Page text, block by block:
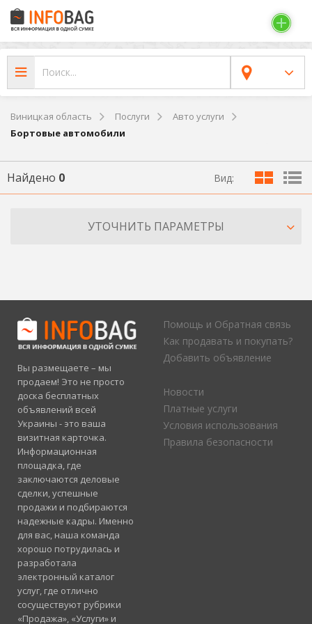
Виницкая область Послуги
Авто услуги
Бортовые автомобили
Найдено 0 Вид:
УТОЧНИТЬ ПАРАМЕТРЫ
Вы размещаете – мы
продаем! Это не просто
доска бесплатных
объявлений всей
Украины - это ваша
визитная карточка.
Информационная
площадка, где
заключаются деловые
сделки, успешные
продажи и подбираются
надежные кадры. Именно
для вас, наша команда
хорошо потрудилась и
разработала
электронный каталог
услуг, где отлично
сосуществуют рубрики
«Продажа», «Услуги» и
Помощь и Обратная связь
Как продавать и покупать?
Добавить объявление
Новости
Платные услуги
Условия использования
Правила безопасности